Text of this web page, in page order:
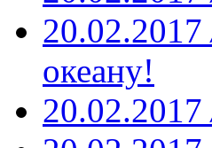
20.02.2017
океану!
20.02.2017